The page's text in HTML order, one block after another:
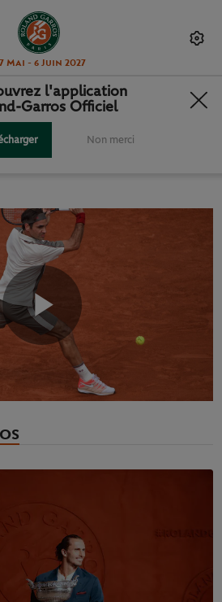
Mai - 6 Juin 2027
: ROGER
Play
l'application
Garros Officiel
Non merci